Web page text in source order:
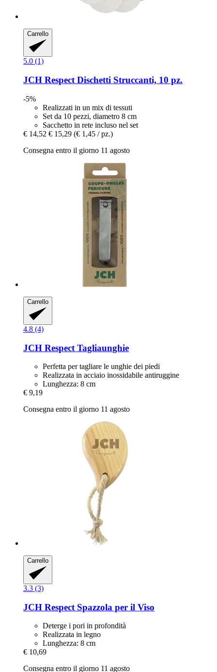
Carrello
5.0 (1)
JCH Respect Dischetti Struccanti, 10 pz.
-5%
Realizzati in un mix di tessuti
Set da 10 pezzi, diametro 8 cm
Sacchetto in rete incluso nel set
€ 14,52 € 15,29 (€ 1,45 / pz.)
Consegna entro il giorno 11 agosto
Carrello
4.8 (4)
JCH Respect Tagliaunghie
Perfetta per tagliare le unghie dei piedi
Realizzata in acciaio inossidabile antiruggine
Lunghezza: 8 cm
€ 9,19
Consegna entro il giorno 11 agosto
Carrello
3.3 (3)
JCH Respect Spazzola per il Viso
Deterge i pori in profondità
Realizzata in legno
Lunghezza: 8 cm
€ 10,69
Consegna entro il giorno 11 agosto